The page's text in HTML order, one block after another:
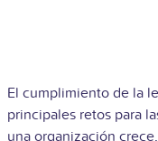
El cumplimiento de la
principales retos para
una organización